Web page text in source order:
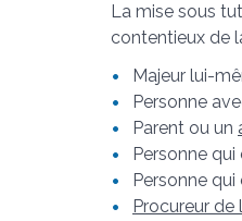
La mise sous
contentieux de
Majeur lui-
Personne
Parent ou un
Personne
Personne
Procureur